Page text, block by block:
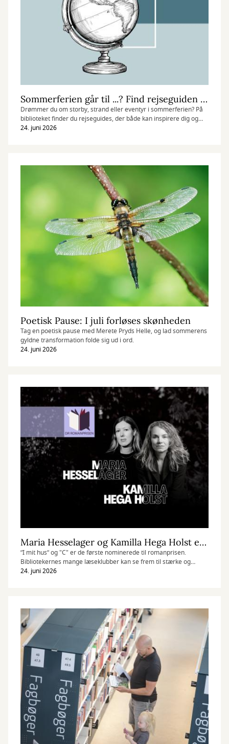
Sommerferien går til ...? Find rejseguiden til din ferie
Drømmer du om storby, strand eller eventyr i sommerferien? På
biblioteket finder du rejseguides, der både kan inspirere dig og
hjælpe dig med at planlægge turen.
24. juni 2026
Poetisk Pause: I juli forløses skønheden
Tag en poetisk pause med Merete Pryds Helle, og lad sommerens
gyldne transformation folde sig ud i ord.
24. juni 2026
Maria Hesselager og Kamilla Hega Holst er nomineret til DR Romanprisen 2027
”I mit hus” og "C" er de første nominerede til romanprisen.
Bibliotekernes mange læseklubber kan se frem til stærke og
foruroligende læseoplevelser.
24. juni 2026